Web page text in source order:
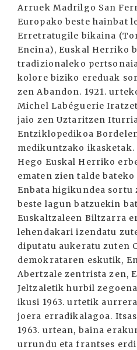
Arruek Madrilgo San
Europako beste hainbat
Erretratugile bikaina
Encina), Euskal Herriko
tradizionaleko
kolore biziko ereduak
zen Abandon. 1921.
Michel Labéguerie
jaio zen Uztaritzen
Entziklopedikoa
medikuntzako
Hego Euskal Herriko
ematen zien talde
Enbata higikundea sortu
beste lagun batzuekin
Euskaltzaleen Biltzarra
lehendakari izendatu
diputatu aukeratu zuten
demokrataren eskutik,
Abertzale zentrista zen,
Jeltzaletik hurbil
ikusi 1963. urtetik
joera erradikalagoa.
1963. urtean, baina
urrundu eta frantses